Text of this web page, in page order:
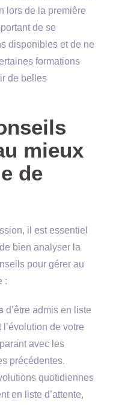
lors de la première
de se
disponibles et de ne
formations
de belles
mieux
de
il est essentiel
bien analyser la
pour gérer au
:
d’être admis en liste
l’évolution de votre
avec les
précédentes.
quotidiennes
en liste d’attente,